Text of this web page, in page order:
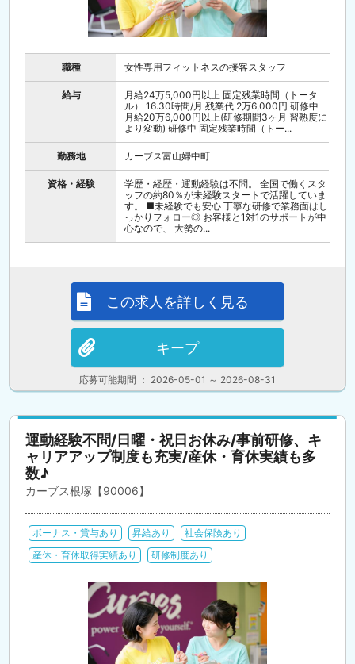
職種 女性専用フィットネスの接客スタッフ
給与
月給24万5,000円以上 固定残業時間（トータ
ル） 16.30時間/月 残業代 2万6,000円 研修中
月給20万6,000円以上(研修期間3ヶ月 習熟度に
より変動) 研修中 固定残業時間（トー...
勤務地 カーブス富山婦中町
資格・経験
学歴・経歴・運動経験は不問。 全国で働くスタ
ッフの約80％が未経験スタートで活躍していま
す。 ■未経験でも安心 丁寧な研修で業務面はし
っかりフォロー◎ お客様と1対1のサポートが中
心なので、 大勢の...
応募可能期間 ： 2026-05-01 ～ 2026-08-31
この求人を詳しく見る
キープ
運動経験不問/日曜・祝日お休み/事前研修、キ
ャリアアップ制度も充実/産休・育休実績も多
数♪
カーブス根塚【90006】
ボーナス・賞与あり 昇給あり
社会保険あり
産休・育休取得実績あり
研修制度あり